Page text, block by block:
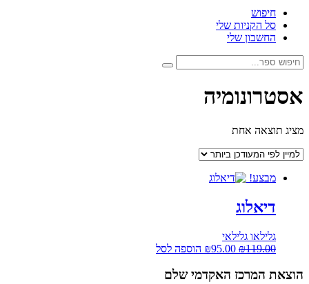
חיפוש
סל הקניות שלי
החשבון שלי
חיפוש:
חיפוש
אסטרונומיה
מציג תוצאה אחת
מבצע!
דיאלוג
גלילאו גלילאי
₪119.00
המחיר
היה:
₪95.00
המחיר
הוא:
הוספה לסל
הוצאת המרכז האקדמי שלם